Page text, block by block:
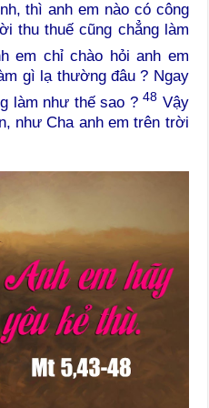
thì anh em nào có công
thu thuế cũng chẳng làm
em chỉ chào hỏi anh em
gì lạ thường đâu ? Ngay
làm như thế sao ?48 Vậy
như Cha anh em trên trời